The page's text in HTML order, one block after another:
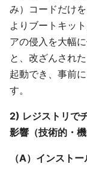
み）コードだけ
よりブートキッ
アの侵入を大幅
と、改ざんされ
起動でき、事前
す。
2) レジストリで
影響（技術的・機
（A）インスト